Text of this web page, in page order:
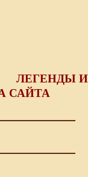
ЛЕГЕНДЫ И
САЙТА